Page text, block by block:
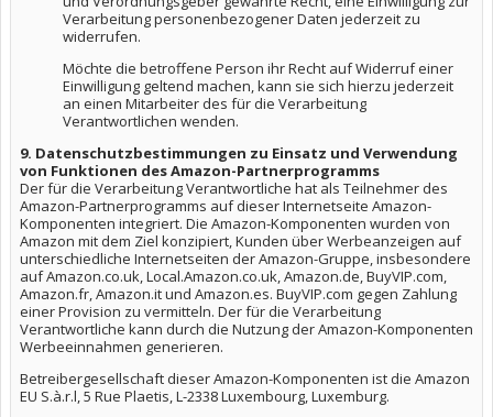
Verarbeitung personenbezogener Daten jederzeit zu
widerrufen.
Möchte die betroffene Person ihr Recht auf Widerruf einer
Einwilligung geltend machen, kann sie sich hierzu jederzeit
an einen Mitarbeiter des für die Verarbeitung
Verantwortlichen wenden.
9. Datenschutzbestimmungen zu Einsatz und Verwendung
von Funktionen des Amazon-Partnerprogramms
Der für die Verarbeitung Verantwortliche hat als Teilnehmer des
Amazon-Partnerprogramms auf dieser Internetseite Amazon-
Komponenten integriert. Die Amazon-Komponenten wurden von
Amazon mit dem Ziel konzipiert, Kunden über Werbeanzeigen auf
unterschiedliche Internetseiten der Amazon-Gruppe, insbesondere
auf Amazon.co.uk, Local.Amazon.co.uk, Amazon.de, BuyVIP.com,
Amazon.fr, Amazon.it und Amazon.es. BuyVIP.com gegen Zahlung
einer Provision zu vermitteln. Der für die Verarbeitung
Verantwortliche kann durch die Nutzung der Amazon-Komponenten
Werbeeinnahmen generieren.
Betreibergesellschaft dieser Amazon-Komponenten ist die Amazon
EU S.à.r.l, 5 Rue Plaetis, L-2338 Luxembourg, Luxemburg.